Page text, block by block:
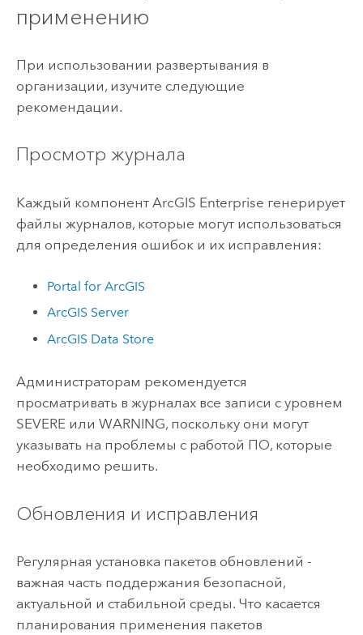
применению
При использовании развертывания в
организации, изучите следующие
рекомендации.
Просмотр журнала
Каждый компонент ArcGIS Enterprise генерирует
файлы журналов, которые могут использоваться
для определения ошибок и их исправления:
Portal for ArcGIS
ArcGIS Server
ArcGIS Data Store
Администраторам рекомендуется
просматривать в журналах все записи с уровнем
SEVERE или WARNING, поскольку они могут
указывать на проблемы с работой ПО, которые
необходимо решить.
Обновления и исправления
Регулярная установка пакетов обновлений -
важная часть поддержания безопасной,
актуальной и стабильной среды. Что касается
планирования применения пакетов